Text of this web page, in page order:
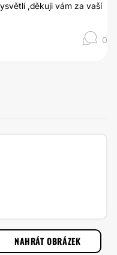
,děkuji vám za vaší
0
NAHRÁT OBRÁZEK